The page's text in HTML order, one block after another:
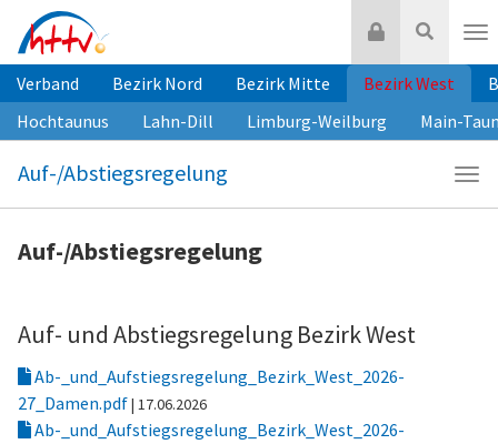
Inhalt
springen
Suche
Login
Verband Bezirk Nord Bezirk Mitte Bezirk West
Hochtaunus
Lahn-Dill Limburg-Weilburg Main-
Auf-/Abstiegsregelung
Auf-/Abstiegsregelung
Auf- und Abstiegsregelung Bezirk West
Ab-_und_Aufstiegsregelung_Bezirk_West_2026-
27_Damen.pdf| 17.06.2026
Ab-_und_Aufstiegsregelung_Bezirk_West_2026-